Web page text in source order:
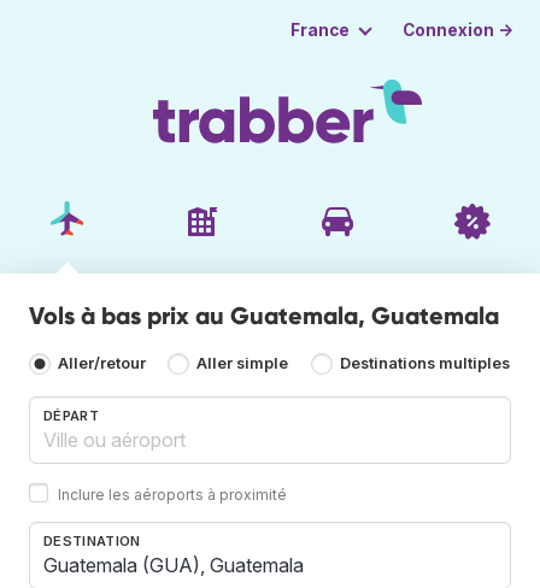
France Connexion →
Vols à bas prix au Guatemala, Guatemala
Aller/retour Aller simple Destinations multiples
DÉPART
Inclure les aéroports à proximité
DESTINATION